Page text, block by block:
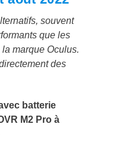
souvent
que les
marque Oculus.
des
batterie
M2 Pro à